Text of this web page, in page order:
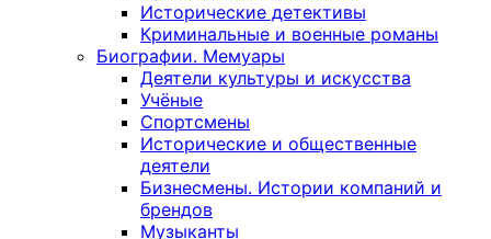
Исторические детективы
Криминальные и военные романы
Биографии. Мемуары
Деятели культуры и искусства
Учёные
Спортсмены
Исторические и общественные
деятели
Бизнесмены. Истории компаний и
брендов
Музыканты